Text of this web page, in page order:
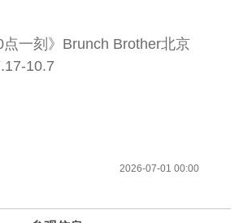
点一刻》Brunch Brother北京
10.7
2026-07-01 00:00